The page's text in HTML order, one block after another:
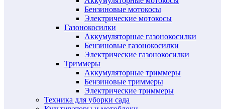
Бензиновые мотокосы
Электрические мотокосы
Газонокосилки
Аккумуляторные газонокосилки
Бензиновые газонокосилки
Электрические газонокосилки
Триммеры
Аккумуляторные триммеры
Бензиновые триммеры
Электрические триммеры
Техника для уборки сада